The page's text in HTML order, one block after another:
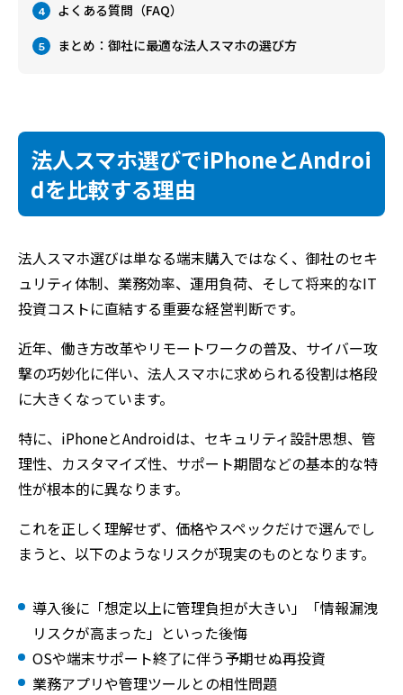
4 よくある質問（FAQ）
5 まとめ：御社に最適な法人スマホの選び方
法人スマホ選びでiPhoneとAndroi
dを比較する理由
法人スマホ選びは単なる端末購入ではなく、御社のセキ
ュリティ体制、業務効率、運用負荷、そして将来的なIT
投資コストに直結する重要な経営判断です。
近年、働き方改革やリモートワークの普及、サイバー攻
撃の巧妙化に伴い、法人スマホに求められる役割は格段
に大きくなっています。
特に、iPhoneとAndroidは、セキュリティ設計思想、管
理性、カスタマイズ性、サポート期間などの基本的な特
性が根本的に異なります。
これを正しく理解せず、価格やスペックだけで選んでし
まうと、以下のようなリスクが現実のものとなります。
導入後に「想定以上に管理負担が大きい」「情報漏洩
リスクが高まった」といった後悔
OSや端末サポート終了に伴う予期せぬ再投資
業務アプリや管理ツールとの相性問題